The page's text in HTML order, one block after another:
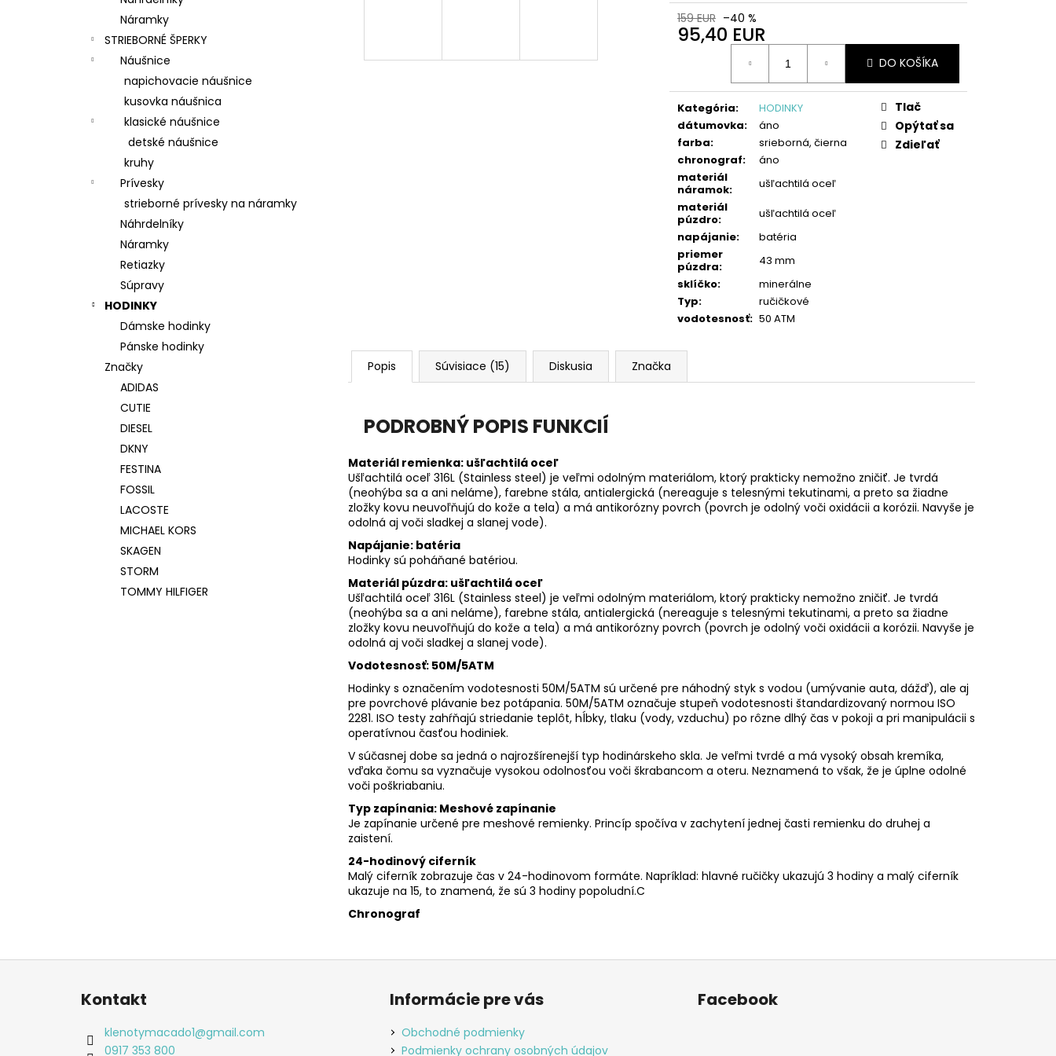
Náramky
STRIEBORNÉ ŠPERKY
Náušnice
napichovacie náušnice
kusovka náušnica
klasické náušnice
detské náušnice
kruhy
Prívesky
strieborné prívesky na náramky
Náhrdelníky
Náramky
Retiazky
Súpravy
HODINKY
Dámske hodinky
Pánske hodinky
Značky
ADIDAS
CUTIE
DIESEL
DKNY
FESTINA
FOSSIL
LACOSTE
MICHAEL KORS
SKAGEN
STORM
TOMMY HILFIGER
159 EUR –40 %
95,40 EUR
Jednotková
DO KOŠÍKA
Kategória:
HODINKY
dátumovka:
áno
farba:
srieborná, čierna
chronograf:
áno
materiál
náramok:
ušľachtilá oceľ
materiál
púzdro:
ušľachtilá oceľ
napájanie:
batéria
priemer
púzdra:
43 mm
sklíčko:
minerálne
Typ:
ručičkové
vodotesnosť: 50 ATM
Tlač
Opýtať sa
Zdieľať
Popis Súvisiace (15) Diskusia Značka
PODROBNÝ POPIS FUNKCIÍ
Materiál remienka: ušľachtilá oceľ
Ušľachtilá oceľ 316L (Stainless steel) je veľmi odolným materiálom, ktorý prakticky nemožno zničiť. Je tvrdá
(neohýba sa a ani neláme), farebne stála, antialergická (nereaguje s telesnými tekutinami, a preto sa žiadne
zložky kovu neuvoľňujú do kože a tela) a má antikorózny povrch (povrch je odolný voči oxidácii a korózii. Navyše je
odolná aj voči sladkej a slanej vode).
Napájanie: batéria
Hodinky sú poháňané batériou.
Materiál púzdra: ušľachtilá oceľ
Ušľachtilá oceľ 316L (Stainless steel) je veľmi odolným materiálom, ktorý prakticky nemožno zničiť. Je tvrdá
(neohýba sa a ani neláme), farebne stála, antialergická (nereaguje s telesnými tekutinami, a preto sa žiadne
zložky kovu neuvoľňujú do kože a tela) a má antikorózny povrch (povrch je odolný voči oxidácii a korózii. Navyše je
odolná aj voči sladkej a slanej vode).
Vodotesnosť: 50M/5ATM
Hodinky s označením vodotesnosti 50M/5ATM sú určené pre náhodný styk s vodou (umývanie auta, dážď), ale aj
pre povrchové plávanie bez potápania. 50M/5ATM označuje stupeň vodotesnosti štandardizovaný normou ISO
2281. ISO testy zahŕňajú striedanie teplôt, hĺbky, tlaku (vody, vzduchu) po rôzne dlhý čas v pokoji a pri manipulácii s
operatívnou časťou hodiniek.
V súčasnej dobe sa jedná o najrozšírenejší typ hodinárskeho skla. Je veľmi tvrdé a má vysoký obsah kremíka,
vďaka čomu sa vyznačuje vysokou odolnosťou voči škrabancom a oteru. Neznamená to však, že je úplne odolné
voči poškriabaniu.
Typ zapínania: Meshové zapínanie
Je zapínanie určené pre meshové remienky. Princíp spočíva v zachytení jednej časti remienku do druhej a
zaistení.
24-hodinový ciferník
Malý ciferník zobrazuje čas v 24-hodinovom formáte. Napríklad: hlavné ručičky ukazujú 3 hodiny a malý ciferník
ukazuje na 15, to znamená, že sú 3 hodiny popoludní.C
Chronograf
Z
Kontakt
klenotymacado1@gmail.com
0917 353 800
Informácie pre vás
Obchodné podmienky
Podmienky ochrany osobných údajov
Facebook